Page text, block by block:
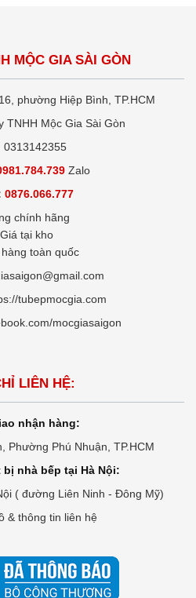
MỘC GIA SÀI GÒN
phường Hiệp Bình, TP.HCM
TNHH Mộc Gia Sài Gòn
0313142355
Zalo
0876.066.777
chính hãng
tại kho
toàn quốc
tubepmocgia.com
mocgiasaigon
LIÊN HỆ:
nhận hàng:
Phường Phú Nhuận, TP.HCM
nhà bếp tại Hà Nội:
( đường Liên Ninh - Đông Mỹ)
& thông tin liên hệ